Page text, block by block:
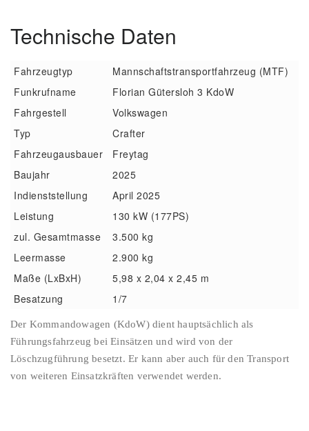
Technische Daten
Fahrzeugtyp
Mannschaftstransportfahrzeug (MTF)
Funkrufname
Florian Gütersloh 3 KdoW
Fahrgestell
Volkswagen
Typ
Crafter
Fahrzeugausbauer
Freytag
Baujahr
2025
Indienststellung
April 2025
Leistung
130 kW (177PS)
zul. Gesamtmasse
3.500 kg
Leermasse
2.900 kg
Maße (LxBxH)
5,98 x 2,04 x 2,45 m
Besatzung
1/7
Der Kommandowagen (KdoW) dient hauptsächlich als
Führungsfahrzeug bei Einsätzen und wird von der
Löschzugführung besetzt. Er kann aber auch für den Transport
von weiteren Einsatzkräften verwendet werden.